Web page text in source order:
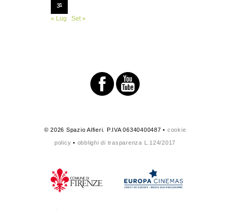
31
« Lug
Set »
© 2026 Spazio Alfieri. P.IVA 06340400487 • cookie
policy • obblighi di trasparenza L.124/2017